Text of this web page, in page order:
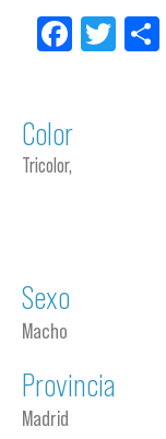
Color
Tricolor,
Sexo
Macho
Provincia
Madrid